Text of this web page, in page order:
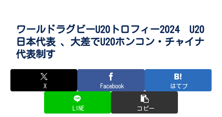
ワールドラグビーU20トロフィー2024 U20
日本代表 、大差でU20ホンコン・チャイナ
代表制す
X Facebook はてブ
LINE コピー